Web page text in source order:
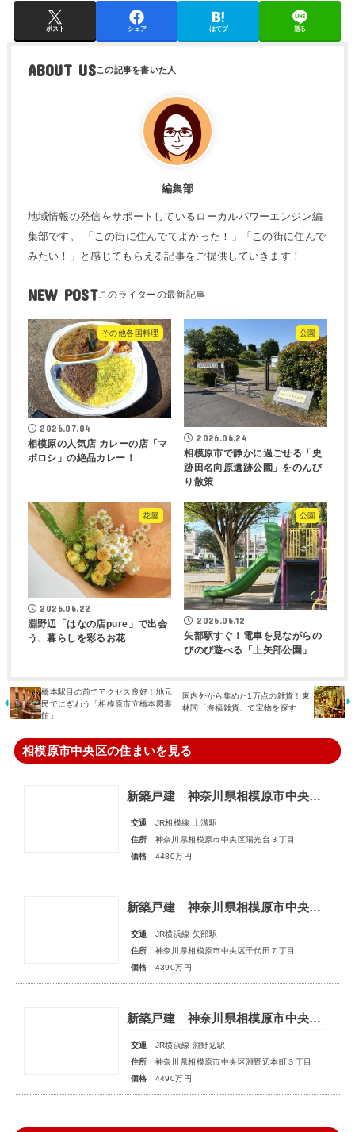
ポスト シェア はてブ 送る
ABOUT US
編集部
地域情報の発信をサポートしているローカルパワーエンジン編
集部です。 「この街に住んでてよかった！」「この街に住んで
みたい！」と感じてもらえる記事をご提供していきます！
NEW POST
その他各国料理
2026.07.04
相模原の人気店 カレーの店「マ
ボロシ」の絶品カレー！
公園
2026.06.24
相模原市で静かに過ごせる「史
跡田名向原遺跡公園」をのんび
り散策
花屋
2026.06.22
淵野辺「はなの店pure」で出会
う、暮らしを彩るお花
公園
2026.06.12
矢部駅すぐ！電車を見ながらの
びのび遊べる「上矢部公園」
橋本駅目の前でアクセス良好！地元
民でにぎわう「相模原市立橋本図書
館」
国内外から集めた1万点の雑貨！東
林間「海福雑貨」で宝物を探す
相模原市中央区の住まいを見る
新築戸建 神奈川県相模原市中央区陽光台３丁目
交通
JR相模線 上溝駅
住所
神奈川県相模原市中央区陽光台３丁目
価格
4480万円
新築戸建 神奈川県相模原市中央区千代田７丁目
交通
JR横浜線 矢部駅
住所
神奈川県相模原市中央区千代田７丁目
価格
4390万円
新築戸建 神奈川県相模原市中央区淵野辺本町３丁目
交通
JR横浜線 淵野辺駅
住所
神奈川県相模原市中央区淵野辺本町３丁目
価格
4490万円